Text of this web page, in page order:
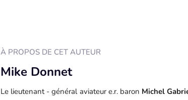
À PROPOS DE CET AUTEUR
Mike Donnet
Le lieutenant - général aviateur e.r. baron Michel